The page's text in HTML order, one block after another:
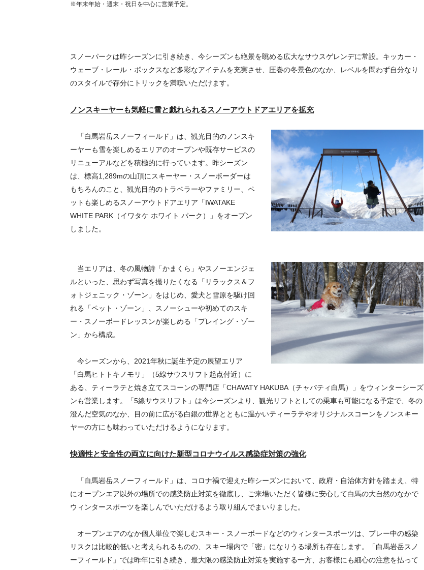
※年末年始・週末・祝日を中心に営業予定。
スノーパークは昨シーズンに引き続き、今シーズンも絶景を眺める広大なサウスゲレンデに常設。キッカー・
ウェーブ・レール・ボックスなど多彩なアイテムを充実させ、圧巻の冬景色のなか、レベルを問わず自分なり
のスタイルで存分にトリックを満喫いただけます。
ノンスキーヤーも気軽に雪と戯れられるスノーアウトドアエリアを拡充
「⽩⾺岩岳スノーフィールド」は、観光目的のノンスキ
ーヤーも雪を楽しめるエリアのオープンや既存サービスの
リニューアルなどを積極的に行っています。昨シーズン
は、標高1,289mの山頂にスキーヤー・スノーボーダーは
もちろんのこと、観光目的のトラベラーやファミリー、ペ
ットも楽しめるスノーアウトドアエリア「IWATAKE
WHITE PARK （イワタケ ホワイト パーク）」をオープン
しました。
当エリアは、冬の風物詩「かまくら」やスノーエンジェ
ルといった、思わず写真を撮りたくなる「リラックス＆フ
ォトジェニック・ゾーン」をはじめ、愛犬と雪原を駆け回
れる「ペット・ゾーン」、スノーシューや初めてのスキ
ー・スノーボードレッスンが楽しめる「プレイング・ゾー
ン」から構成。
今シーズンから、 2021年秋に誕生予定の展望エリア
「白馬ヒトトキノモリ」（5線サウスリフト起点付近）に
ある、ティーラテと焼き立てスコーンの専門店「CHAVATY HAKUBA （チャバティ白馬）」をウィンターシーズ
ンも営業します。
「5線サウスリフト」は今シーズンより、観光リフトとしての乗車も可能になる予定で、冬の
澄んだ空気のなか、目の前に広がる白銀の世界とともに温かいティーラテやオリジナルスコーンをノンスキー
ヤーの方にも味わっていただけるようになります。
快適性と安全性の両立に向けた新型コロナウイルス感染症対策の強化
「⽩⾺岩岳スノーフィールド」は、コロナ禍で迎えた昨シーズンにおいて、政府・自治体方針を踏まえ、特
にオープンエア以外の場所での感染防止対策を徹底し、ご来場いただく皆様に安心して白馬の大自然のなかで
ウィンタースポーツを楽しんでいただけるよう取り組んでまいりました。
オープンエアのなか個人単位で楽しむスキー・スノーボードなどのウィンタースポーツは、プレー中の感染
リスクは比較的低いと考えられるものの、スキー場内で「密」になりうる場所も存在します。「⽩⾺岩岳スノ
ーフィールド」では昨年に引き続き、最大限の感染防止対策を実施する一方、お客様にも細心の注意を払って